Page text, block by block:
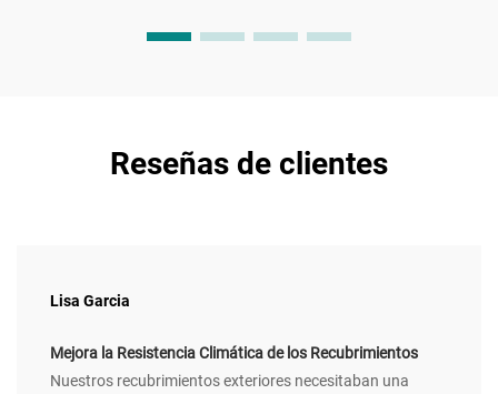
Reseñas de clientes
Lisa Garcia
Mejora la Resistencia Climática de los Recubrimientos
Nuestros recubrimientos exteriores necesitaban una